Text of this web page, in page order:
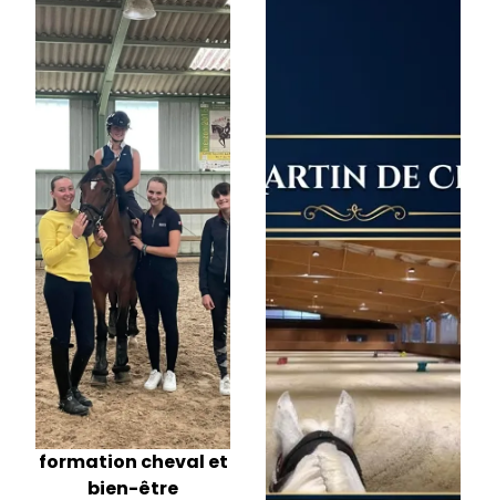
formation cheval et
bien-être